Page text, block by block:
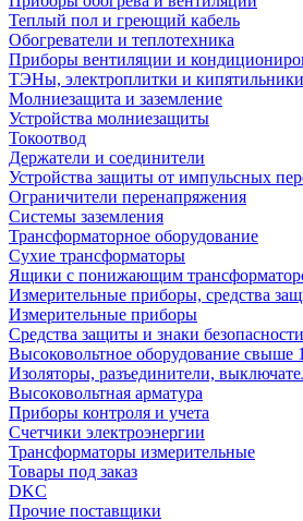
Теплый пол и греющий кабель
Обогреватели и теплотехника
Приборы вентиляции и
ТЭНы, электроплитки и кипятильники
Молниезащита и заземление
Устройства молниезащиты
Токоотвод
Держатели и соединители
Устройства защиты от импульсных
Ограничители перенапряжения
Системы заземления
Трансформаторное оборудование
Сухие трансформаторы
Ящики с понижающим
Измерительные приборы, средства
Измерительные приборы
Средства защиты и знаки безопасности
Высоковольтное оборудование
Изоляторы, разъединители,
Высоковольтная арматура
Приборы контроля и учета
Счетчики электроэнергии
Трансформаторы измерительные
Товары под заказ
DKC
Прочие поставщики